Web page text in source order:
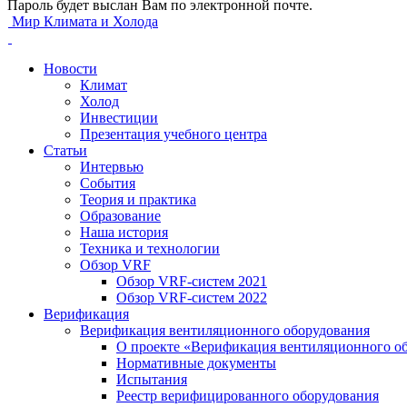
Пароль будет выслан Вам по электронной почте.
Мир Климата и Холода
Новости
Климат
Холод
Инвестиции
Презентация учебного центра
Статьи
Интервью
События
Теория и практика
Образование
Наша история
Техника и технологии
Обзор VRF
Обзор VRF-систем 2021
Обзор VRF-систем 2022
Верификация
Верификация вентиляционного оборудования
О проекте «Верификация вентиляционного
Нормативные документы
Испытания
Реестр верифицированного оборудования